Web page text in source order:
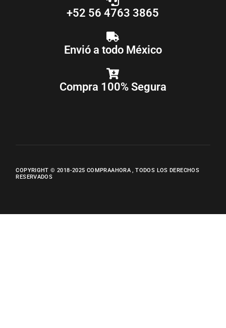
+52 56 4763 3865
Envió a todo México
Compra 100% Segura
COPYRIGHT © 2018-2025 COMPRAAHORA, TODOS LOS DERECHOS
RESERVADOS